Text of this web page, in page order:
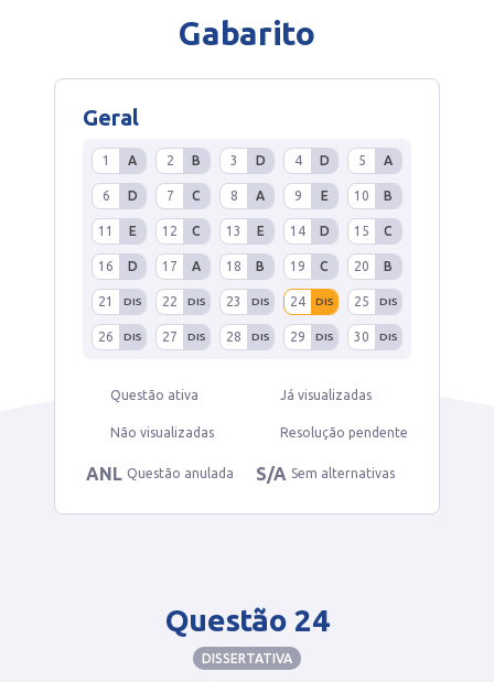
Gabarito
Geral
1 A 2 B 3 D 4 D 5 A
6 D 7 C 8 A 9 E 10 B
11 E 12 C 13 E 14 D 15 C
16 D 17 A 18 B 19 C 20 B
21 DIS 22 DIS 23 DIS 24 DIS 25 DIS
26 DIS 27 DIS 28 DIS 29 DIS 30 DIS
Questão ativa Já visualizadas
Não visualizadas Resolução pendente
ANL Questão anulada S/A Sem alternativas
Questão 24
DISSERTATIVA